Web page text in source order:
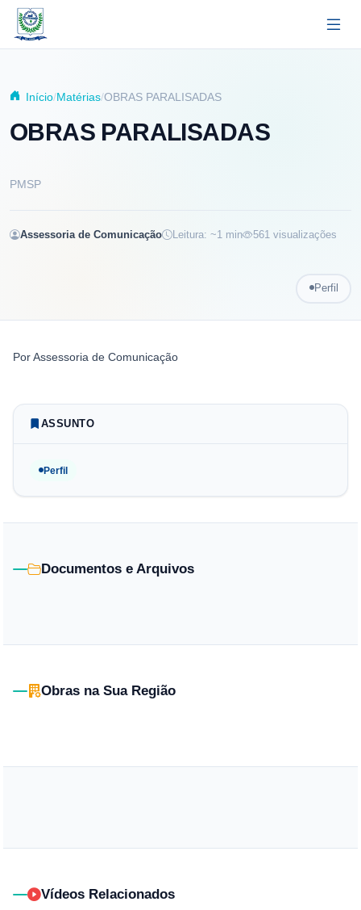
Pular para o conteúdo principal
Início Matérias OBRAS PARALISADAS
OBRAS PARALISADAS
Perfil
PMSP
Assessoria de Comunicação Leitura: ~1 min 561 visualizações
PorAssessoria de Comunicação
ASSUNTO
Perfil
Documentos e Arquivos
Obras na Sua Região
Vídeos Relacionados